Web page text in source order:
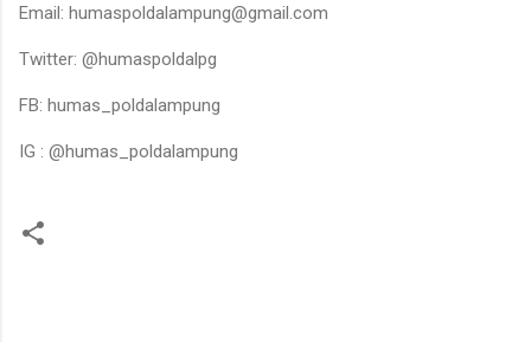
Email: humaspoldalampung@gmail.com
Twitter: @humaspoldalpg
FB: humas_poldalampung
IG : @humas_poldalampung